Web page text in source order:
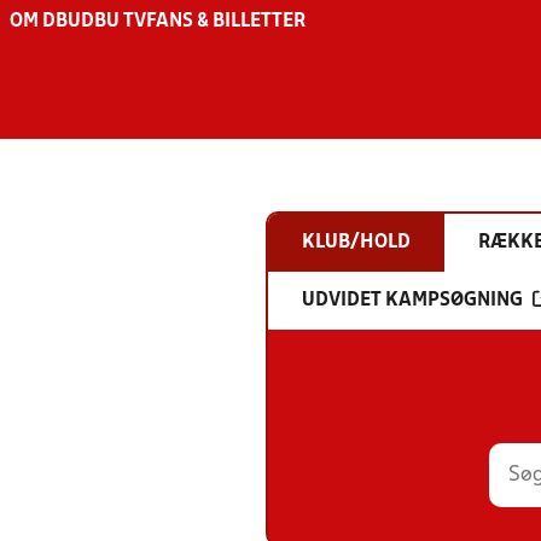
OM DBU DBU TV FANS & BILLETTER
KLUB/HOLD
UDVIDET KAMPSØGNING